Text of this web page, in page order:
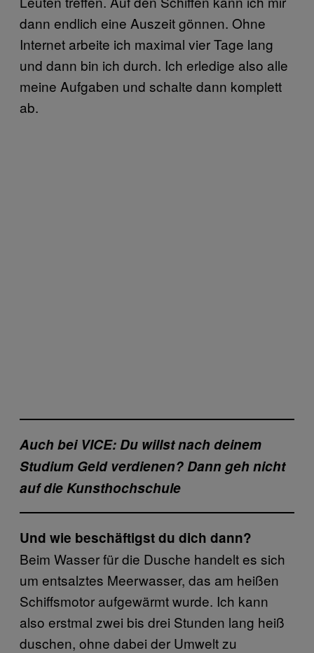
dann endlich eine Auszeit gönnen. Ohne
Internet arbeite ich maximal vier Tage lang
und dann bin ich durch. Ich erledige also alle
meine Aufgaben und schalte dann komplett
ab.
Auch bei VICE: Du willst nach deinem
Studium Geld verdienen? Dann geh nicht
auf die Kunsthochschule
Und wie beschäftigst du dich dann?
Beim Wasser für die Dusche handelt es sich
um entsalztes Meerwasser, das am heißen
Schiffsmotor aufgewärmt wurde. Ich kann
also erstmal zwei bis drei Stunden lang heiß
duschen, ohne dabei der Umwelt zu